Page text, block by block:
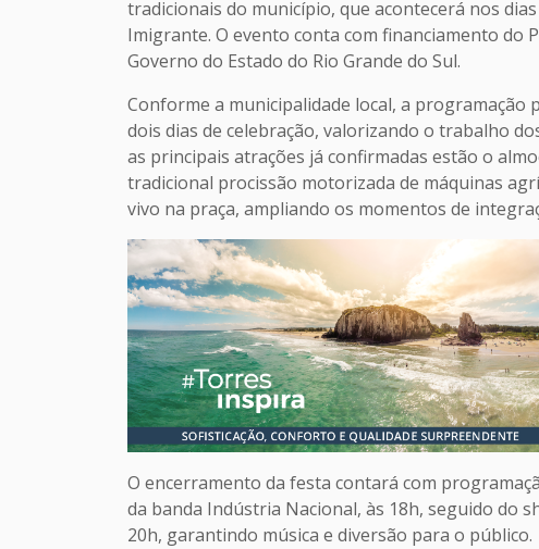
tradicionais do município, que acontecerá nos
Imigrante. O evento conta com financiamento do
Governo do Estado do Rio Grande do Sul.
Conforme a municipalidade local, a
dois dias de celebração, valorizando o trabalho
as principais atrações já confirmadas estão o
tradicional procissão motorizada de máquinas
vivo na praça, ampliando os momentos de
O encerramento da festa contará com
da banda Indústria Nacional, às 18h, seguido do
20h, garantindo música e diversão para o público.